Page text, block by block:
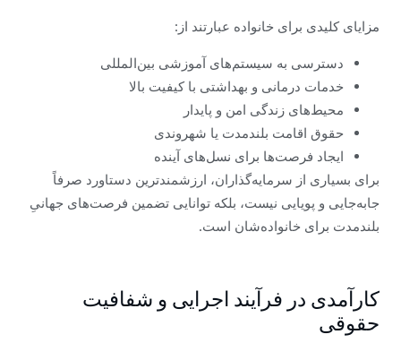
مزایای کلیدی برای خانواده عبارتند از:
دسترسی به سیستم‌های آموزشی بین‌المللی
خدمات درمانی و بهداشتی با کیفیت بالا
محیط‌های زندگی امن و پایدار
حقوق اقامت بلندمدت یا شهروندی
ایجاد فرصت‌ها برای نسل‌های آینده
برای بسیاری از سرمایه‌گذاران، ارزشمندترین دستاورد صرفاً
جابه‌جایی و پویایی نیست، بلکه توانایی تضمین فرصت‌های جهانیِ
بلندمدت برای خانواده‌شان است.
کارآمدی در فرآیند اجرایی و شفافیت
حقوقی